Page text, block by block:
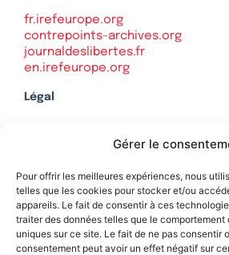
Gérer le
Pour offrir les meilleures expériences, nous
telles que les cookies pour stocker et/ou
appareils. Le fait de consentir à ces
traiter des données telles que le comportement
uniques sur ce site. Le fait de ne pas consentir
consentement peut avoir un effet négatif sur
fr.irefeurope.org
contrepoints-archives.org
journaldeslibertes.fr
en.irefeurope.org
Légal
Politique de confidentialité
Soutenez